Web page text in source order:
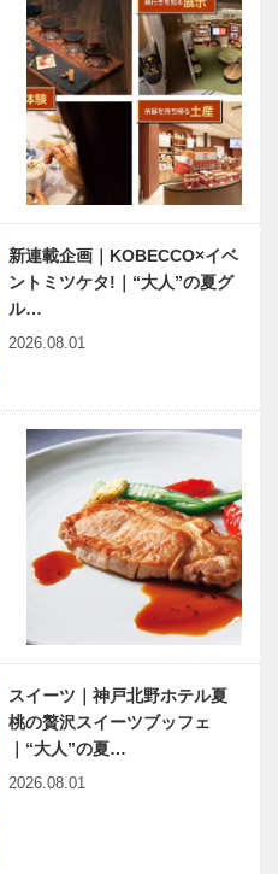
新連載企画｜KOBECCO×イベ
ントミツケタ!｜“大人”の夏グ
ル…
2026.08.01
スイーツ｜神戸北野ホテル夏
桃の贅沢スイーツブッフェ
｜“大人”の夏…
2026.08.01